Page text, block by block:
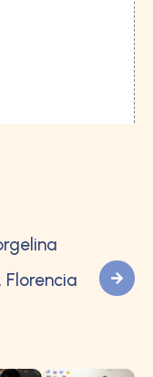
Florencia